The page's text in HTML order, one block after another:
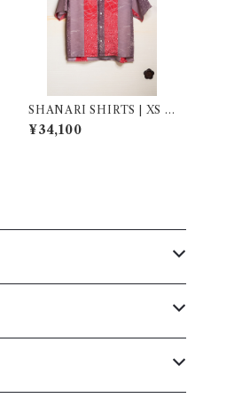
SHANARI SHIRTS | XS |
263051
¥34,100